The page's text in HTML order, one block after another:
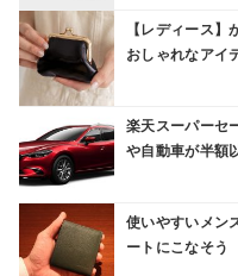
【レディース】
おしゃれなアイ
楽天スーパーセ
や自動車が半額
使いやすいメン
ートにこなそう